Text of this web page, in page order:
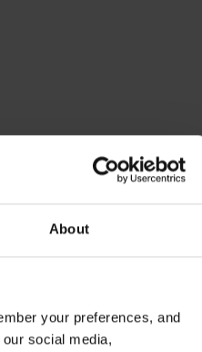
About
your preferences, and
social media,